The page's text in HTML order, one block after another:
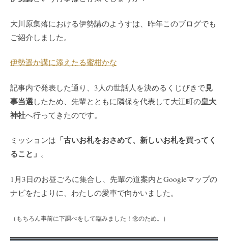
大川原集落における伊勢講のようすは、昨年このブログでも
ご紹介しました。
伊勢遥か講に添えたる蜜柑かな
記事内で発表した通り、3人の世話人を決めるくじびきで見
事当選したため、先輩とともに隣保を代表して大江町の皇大
神社へ行ってきたのです。
ミッションは 「古いお札をおさめて、新しいお札を買ってく
ること」 。
1月3日のお昼ごろに集合し、先輩の道案内とGoogleマップの
ナビをたよりに、わたしの愛車で向かいました。
（もちろん事前に下調べをして臨みました！念のため。）